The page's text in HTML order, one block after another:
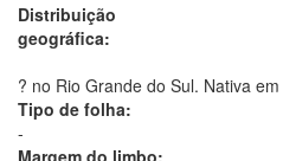
Distribuição
geográfica:
? no Rio Grande do Sul. Nativa
Tipo de folha:
-
Margem do limbo: